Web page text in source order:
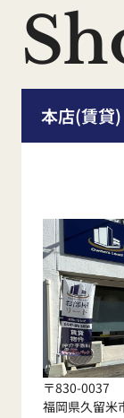
本店(賃貸)
〒830-0037
福岡県久留米